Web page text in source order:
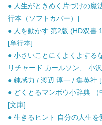
● 人生がときめく片づけの魔
行本（ソフトカバー）]
● 人を動かす 第2版 (HD双書
[単行本]
● 小さいことにくよくよする
リチャード カールソン、 小
● 鈍感力 / 渡辺 淳一 / 集英社
● どくとるマンボウ小辞典
[文庫]
● 生きるヒント 自分の人生